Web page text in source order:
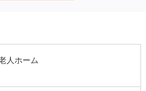
人ホーム